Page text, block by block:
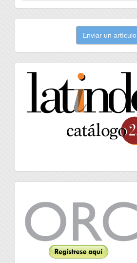
artículo
Enviar un artículo
latindex